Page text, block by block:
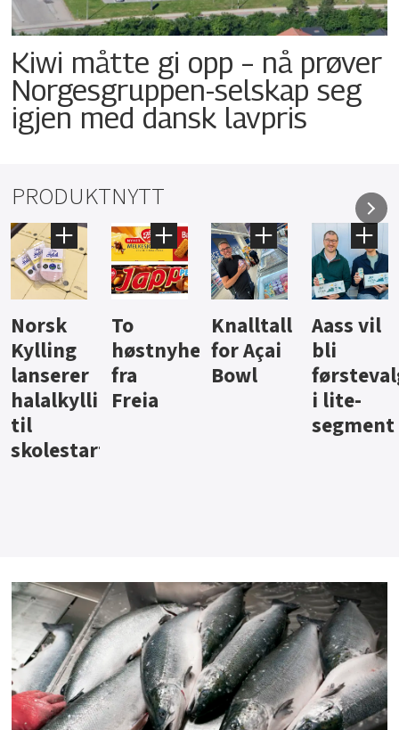
Kiwi måtte gi opp – nå prøver
Norgesgruppen-selskap seg
igjen med dansk lavpris
PRODUKTNYTT
Knalltall
for Açai
Bowl
Aass vil
bli
førstevalg
i lite-
Brus og
jus fra
Berentsen
Hard
iste fra
Hansa